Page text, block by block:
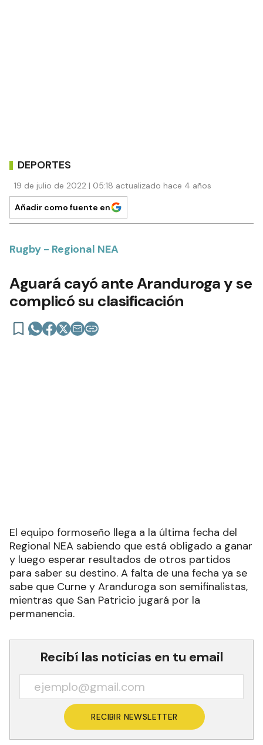
DEPORTES
19 de julio de 2022 | 05:18 actualizado hace 4 años
Añadir como fuente en
Rugby - Regional NEA
Aguará cayó ante Aranduroga y se
complicó su clasificación
El equipo formoseño llega a la última fecha del
Regional NEA sabiendo que está obligado a ganar
y luego esperar resultados de otros partidos
para saber su destino. A falta de una fecha ya se
sabe que Curne y Aranduroga son semifinalistas,
permanencia.
Recibí las noticias en tu email
RECIBIR NEWSLETTER